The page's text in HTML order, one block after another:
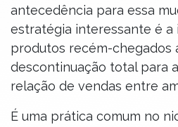
antecedência para essa
estratégia interessante é a
produtos recém-chegados
descontinuação total para
relação de vendas entre
É uma prática comum no